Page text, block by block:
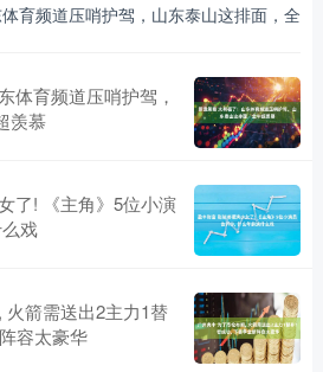
育频道压哨护驾，山东泰山这排面，全
体育频道压哨护驾，
羡慕
了! 《主角》5位小演
戏
火箭需送出2主力1替
容太豪华